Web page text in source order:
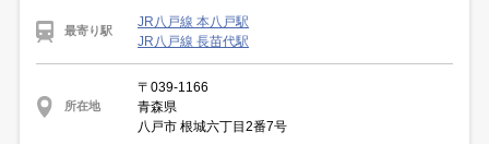
最寄り駅
JR八戸線 本八戸駅
JR八戸線 長苗代駅
所在地
〒039-1166
青森県
八戸市 根城六丁目2番7号